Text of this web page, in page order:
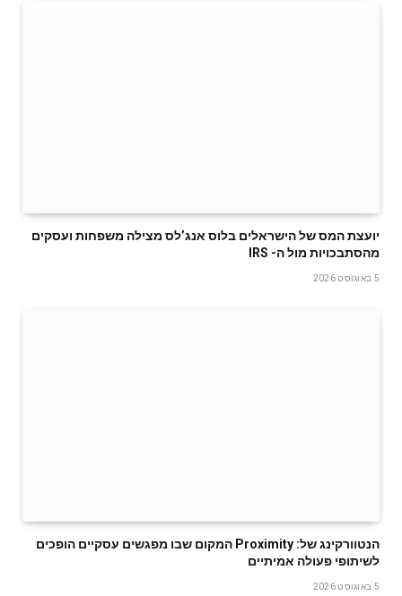
‬מהסתבכויות‭ ‬מול‭ ‬ה- IRS
5 באוגוסט 2026
‬לשיתופי‭ ‬פעולה‭ ‬אמיתיים
5 באוגוסט 2026